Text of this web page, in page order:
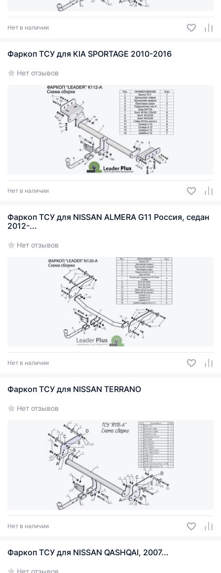
Нет в наличии
Фаркоп ТСУ для KIA SPORTAGE 2010-2016
Нет отзывов
Нет в наличии
Фаркоп ТСУ для NISSAN ALMERA G11 Россия, седан
2012-...
Нет отзывов
Нет в наличии
Фаркоп ТСУ для NISSAN TERRANO
Нет отзывов
Нет в наличии
Фаркоп ТСУ для NISSAN QASHQAI, 2007...
Нет отзывов